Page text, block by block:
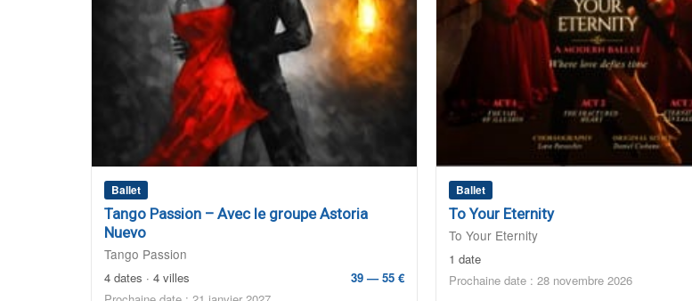
Ballet
Tango Passion – Avec le groupe Astoria
Nuevo
Tango Passion
4 dates · 4 villes
39 — 55 €
Ballet
To Your Eternity
To Your Eternity
1 date
Prochaine date : 28 novembre 2026